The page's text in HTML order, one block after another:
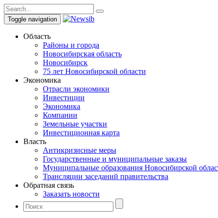
Toggle navigation
Область
Районы и города
Новосибирская область
Новосибирск
75 лет Новосибирской области
Экономика
Отрасли экономики
Инвестиции
Экономика
Компании
Земельные участки
Инвестиционная карта
Власть
Антикризисные меры
Государственные и муниципальные заказы
Муниципальные образования Новосибирской
Трансляции заседаний правительства
Обратная связь
Заказать новости